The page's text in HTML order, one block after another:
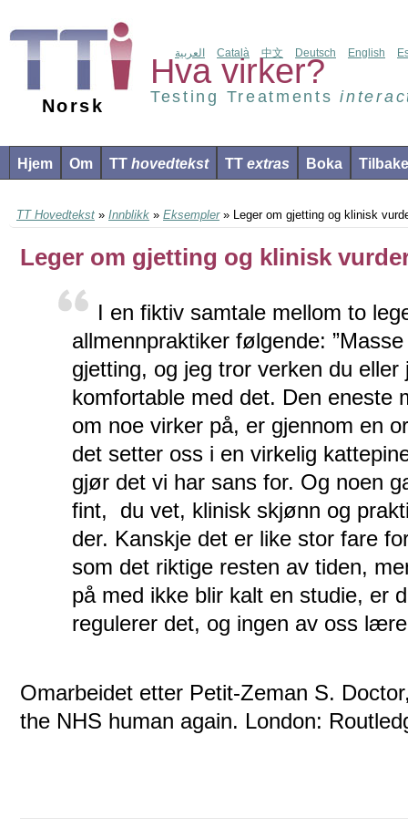
Norsk
Hva virker?
Testing Treatments
العربية Català 中文 Deutsch English
Hjem Om TT hovedtekst TT extras Boka
TT Hovedtekst » Innblikk » Eksempler» Leger om gjetting og klinisk
Leger om gjetting og klinisk
I en fiktiv samtale mellom to
allmennpraktiker følgende:
gjetting, og jeg tror verken du eller
komfortable med det. Den eneste
om noe virker på, er gjennom en
det setter oss i en virkelig
gjør det vi har sans for. Og noen
fint, ­ du vet, klinisk skjønn og
der. Kanskje det er like stor fare
som det riktige resten av tiden,
på med ikke blir kalt en studie, er
regulerer det, og ingen av oss
Omarbeidet etter Petit-Zeman S.
the NHS human again. London: